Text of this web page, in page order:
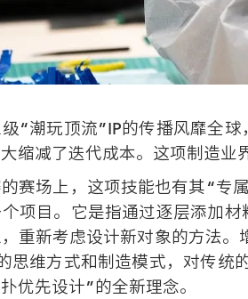
“潮玩顶流”IP的传播风靡全
缩减了迭代成本。这项制造业
赛场上，这项技能也有其“
项目。它是指通过逐层添加
重新考虑设计新对象的方法
思维方式和制造模式，对传统
优先设计”的全新理念。